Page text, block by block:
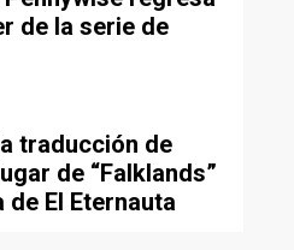
de la serie de
traducción de
de “Falklands”
El Eternauta